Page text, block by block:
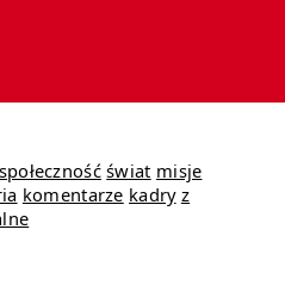
społeczność świat misje
komentarze kadry z